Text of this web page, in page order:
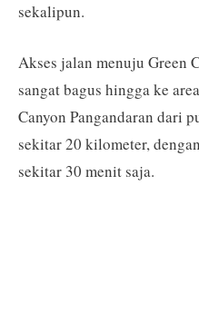
sekalipun.
Akses jalan menuju Green
sangat bagus hingga ke
Canyon Pangandaran dari
sekitar 20 kilometer,
sekitar 30 menit saja.